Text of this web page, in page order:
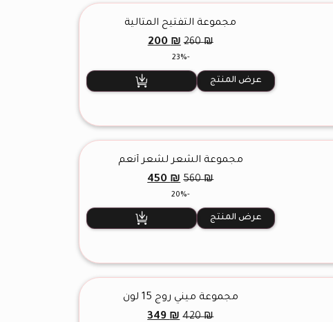
مجموعة التفتيح المثالية
260₪
السعر
الأصلي
200₪
200 ₪.
-23%
عرض المنتج
مجموعة الشعر لشعر أنعم
560₪
السعر
الأصلي
450₪
السعر
450 ₪.
-20%
عرض المنتج
مجموعة ميني روج 15 لون
420₪
السعر
349₪
السعر